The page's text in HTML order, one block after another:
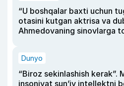
“U boshqalar baxti uchun
otasini kutgan aktrisa va
Ahmedovaning sinovlarga
Dunyo
“Biroz sekinlashish kerak”.
insoniyat sun’iy intellektni